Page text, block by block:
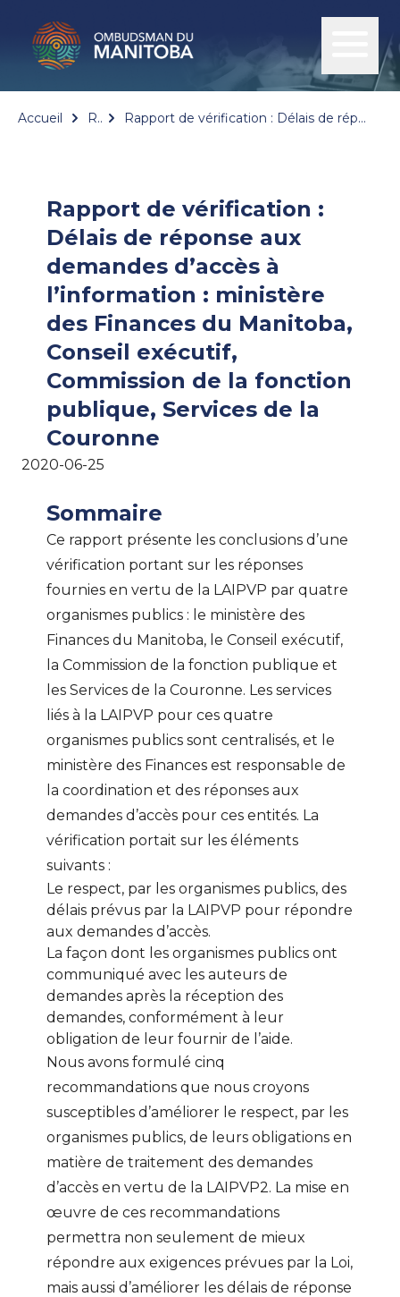
Accueil Rapports Rapport de vérification : Délais de réponse aux demandes d’accès à l’information : ministère des Finances du Manitoba, Conseil exécutif, Commission de la fonction publique, Services de la Couronne
Rapport de vérification :
Délais de réponse aux
demandes d’accès à
l’information : ministère
des Finances du Manitoba,
Conseil exécutif,
Commission de la fonction
publique, Services de la
Couronne
2020-06-25
Sommaire
Ce rapport présente les conclusions d’une
vérification portant sur les réponses
fournies en vertu de la LAIPVP par quatre
organismes publics : le ministère des
Finances du Manitoba, le Conseil exécutif,
la Commission de la fonction publique et
les Services de la Couronne. Les services
liés à la LAIPVP pour ces quatre
organismes publics sont centralisés, et le
ministère des Finances est responsable de
la coordination et des réponses aux
demandes d’accès pour ces entités. La
vérification portait sur les éléments
suivants :
Le respect, par les organismes publics, des
délais prévus par la LAIPVP pour répondre
aux demandes d’accès.
La façon dont les organismes publics ont
communiqué avec les auteurs de
demandes après la réception des
demandes, conformément à leur
obligation de leur fournir de l’aide.
Nous avons formulé cinq
recommandations que nous croyons
susceptibles d’améliorer le respect, par les
organismes publics, de leurs obligations en
matière de traitement des demandes
d’accès en vertu de la LAIPVP2. La mise en
œuvre de ces recommandations
permettra non seulement de mieux
répondre aux exigences prévues par la Loi,
mais aussi d’améliorer les délais de réponse